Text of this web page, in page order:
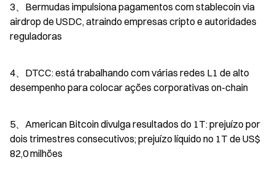
3、Bermudas impulsiona pagamentos com stablecoin via
airdrop de USDC, atraindo empresas cripto e autoridades
reguladoras
4、DTCC: está trabalhando com várias redes L1 de alto
desempenho para colocar ações corporativas on-chain
5、American Bitcoin divulga resultados do 1T: prejuízo por
dois trimestres consecutivos; prejuízo líquido no 1T de US$
82,0 milhões